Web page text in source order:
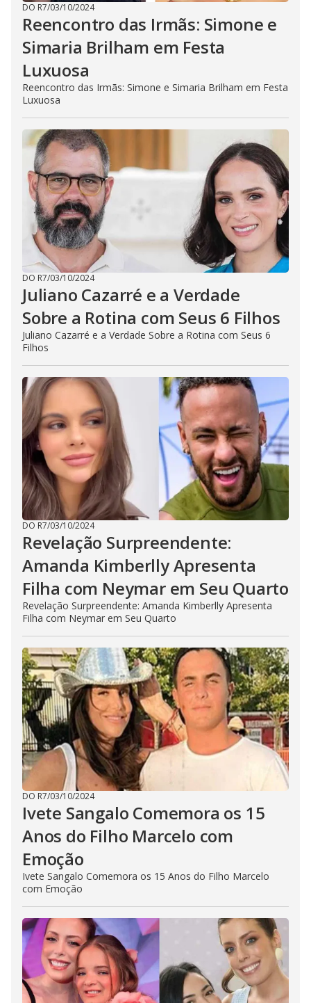
DO R7/03/10/2024
Reencontro das Irmãs: Simone e
Simaria Brilham em Festa
Luxuosa
Reencontro das Irmãs: Simone e Simaria Brilham em Festa
Luxuosa
DO R7/03/10/2024
Juliano Cazarré e a Verdade
Sobre a Rotina com Seus 6 Filhos
Juliano Cazarré e a Verdade Sobre a Rotina com Seus 6
Filhos
DO R7/03/10/2024
Revelação Surpreendente:
Amanda Kimberlly Apresenta
Filha com Neymar em Seu Quarto
Revelação Surpreendente: Amanda Kimberlly Apresenta
Filha com Neymar em Seu Quarto
DO R7/03/10/2024
Ivete Sangalo Comemora os 15
Anos do Filho Marcelo com
Emoção
Ivete Sangalo Comemora os 15 Anos do Filho Marcelo
com Emoção